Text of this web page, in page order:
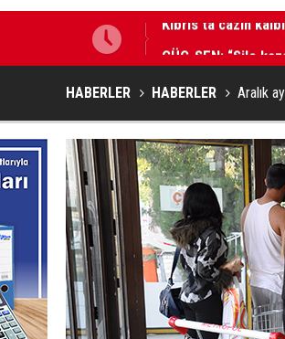
GÜÇ-SEN: “Silo
HABERLER HABERLER Aralık